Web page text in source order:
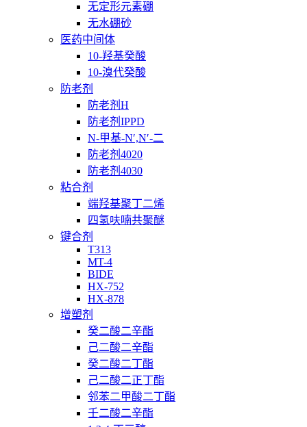
无定形元素硼
无水硼砂
医药中间体
10-羟基癸酸
10-溴代癸酸
防老剂
防老剂H
防老剂IPPD
N-甲基-N′,N′-二
防老剂4020
防老剂4030
粘合剂
端羟基聚丁二烯
四氢呋喃共聚醚
键合剂
T313
MT-4
BIDE
HX-752
HX-878
增塑剂
癸二酸二辛酯
己二酸二辛酯
癸二酸二丁酯
己二酸二正丁酯
邻苯二甲酸二丁酯
壬二酸二辛酯